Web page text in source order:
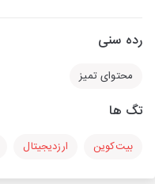
رده سنی
محتوای تمیز
تگ ها
بیت‌کوین ارزدیجیتال